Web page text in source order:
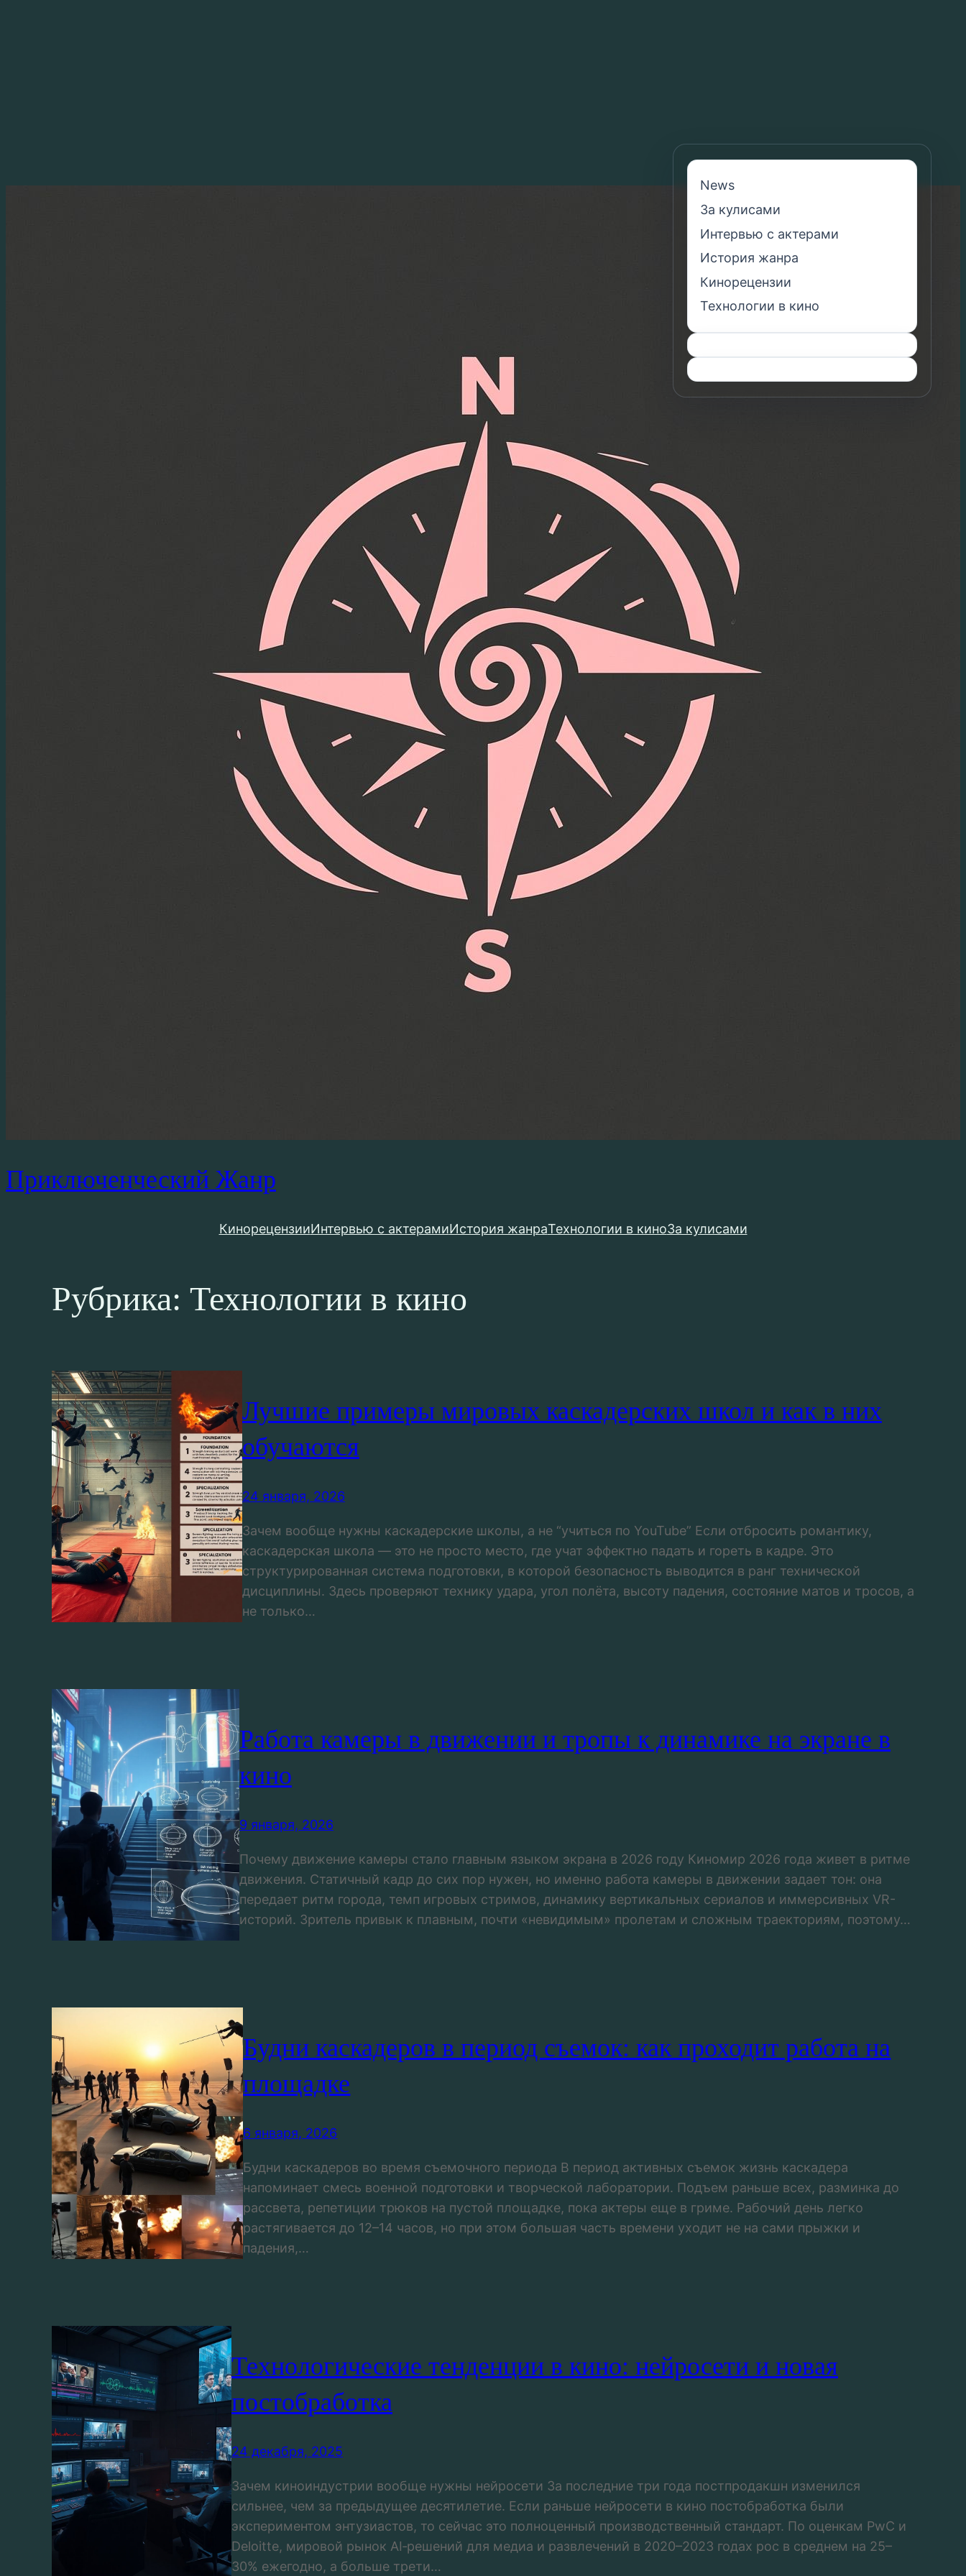
Приключенческий Жанр
КинорецензииИнтервью с актерамиИстория жанраТехнологии в киноЗа кулисами
Рубрика: Технологии в кино
Лучшие примеры мировых каскадерских школ и как в них
обучаются
24 января, 2026
Зачем вообще нужны каскадерские школы, а не “учиться по YouTube” Если отбросить романтику,
каскадерская школа — это не просто место, где учат эффектно падать и гореть в кадре. Это
структурированная система подготовки, в которой безопасность выводится в ранг технической
дисциплины. Здесь проверяют технику удара, угол полёта, высоту падения, состояние матов и тросов, а
не только…
Работа камеры в движении и тропы к динамике на экране в
кино
9 января, 2026
Почему движение камеры стало главным языком экрана в 2026 году Киномир 2026 года живет в ритме
движения. Статичный кадр до сих пор нужен, но именно работа камеры в движении задает тон: она
передает ритм города, темп игровых стримов, динамику вертикальных сериалов и иммерсивных VR-
историй. Зритель привык к плавным, почти «невидимым» пролетам и сложным траекториям, поэтому…
Будни каскадеров в период съемок: как проходит работа на
площадке
6 января, 2026
Будни каскадеров во время съемочного периода В период активных съемок жизнь каскадера
напоминает смесь военной подготовки и творческой лаборатории. Подъем раньше всех, разминка до
рассвета, репетиции трюков на пустой площадке, пока актеры еще в гриме. Рабочий день легко
растягивается до 12–14 часов, но при этом большая часть времени уходит не на сами прыжки и
падения,…
Технологические тенденции в кино: нейросети и новая
постобработка
24 декабря, 2025
Зачем киноиндустрии вообще нужны нейросети За последние три года постпродакшн изменился
сильнее, чем за предыдущее десятилетие. Если раньше нейросети в кино постобработка были
экспериментом энтузиастов, то сейчас это полноценный производственный стандарт. По оценкам PwC и
Deloitte, мировой рынок AI‑решений для медиа и развлечений в 2020–2023 годах рос в среднем на 25–
30% ежегодно, а больше трети…
News
За кулисами
Интервью с актерами
История жанра
Кинорецензии
Технологии в кино